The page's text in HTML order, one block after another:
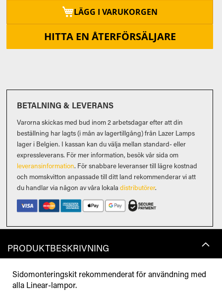
LÄGG I VARUKORGEN
HITTA EN ÅTERFÖRSÄLJARE
BETALNING & LEVERANS
Varorna skickas med bud inom 2 arbetsdagar efter att din
beställning har lagts (i mån av lagertillgång) från Lazer Lamps
lager i Belgien. I kassan kan du välja mellan standard- eller
expressleverans. För mer information, besök vår sida om
leveransinformation. För snabbare leveranser till lägre kostnad
och momskvitton anpassade till ditt land rekommenderar vi att
du handlar via någon av våra lokaladistributörer.
PRODUKTBESKRIVNING
Sidomonteringskit rekommenderat för användning med
alla Linear-lampor.